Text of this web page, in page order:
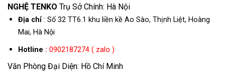
NGHỆ TENKO Trụ Sở Chính: Hà Nội
Địa chỉ: Số 32 TT6.1 khu liền kề Ao Sào, Thịnh Liệt, Hoàng
Mai, Hà Nội
Hotline : 0902187274 ( zalo )
Văn Phòng Đại Diện: Hồ Chí Minh